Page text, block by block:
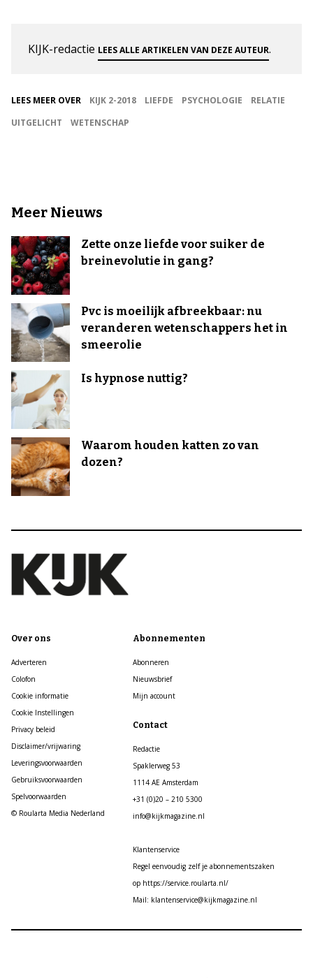
KIJK-redactie LEES ALLE ARTIKELEN VAN DEZE AUTEUR.
LEES MEER OVER KIJK 2-2018 LIEFDE PSYCHOLOGIE
RELATIE
UITGELICHT
WETENSCHAP
Meer Nieuws
Zette onze liefde voor suiker de
breinevolutie in gang?
Pvc is moeilijk afbreekbaar: nu
veranderen wetenschappers het in
smeerolie
Is hypnose nuttig?
Waarom houden katten zo van
dozen?
Over ons
Adverteren
Colofon
Cookie informatie
Cookie Instellingen
Privacy beleid
Disclaimer/vrijwaring
Leveringsvoorwaarden
Gebruiksvoorwaarden
Spelvoorwaarden
© Roularta Media Nederland
Abonnementen
Abonneren
Nieuwsbrief
Mijn account
Contact
Redactie
Spaklerweg 53
1114 AE Amsterdam
+31 (0)20 – 210 5300
info@kijkmagazine.nl
Klantenservice
Regel eenvoudig zelf je abonnementszaken
op https://service.roularta.nl/
Mail: klantenservice@kijkmagazine.nl